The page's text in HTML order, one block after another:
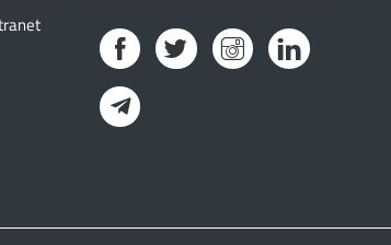
FacebookTwitterInstagramLinkedIn